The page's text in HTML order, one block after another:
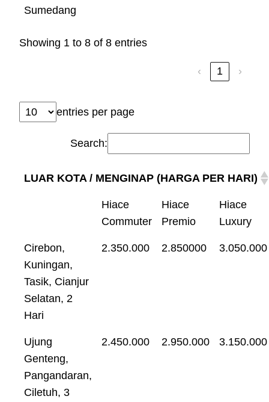
Sumedang
Showing 1 to 8 of 8 entries
‹ 1 ›
entries per page
Search:
LUAR KOTA / MENGINAP (HARGA PER HARI)
Hiace
Commuter
Hiace
Premio
Hiace
Luxury
Cirebon,
Kuningan,
Tasik, Cianjur
Selatan, 2
Hari
2.350.000 2.850000 3.050.000
Ujung
Genteng,
Pangandaran,
Ciletuh, 3
2.450.000 2.950.000 3.150.000